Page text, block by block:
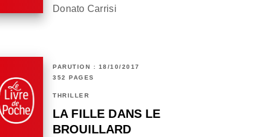
Donato Carrisi
PARUTION : 18/10/2017
352 PAGES
THRILLER
LA FILLE DANS LE
BROUILLARD